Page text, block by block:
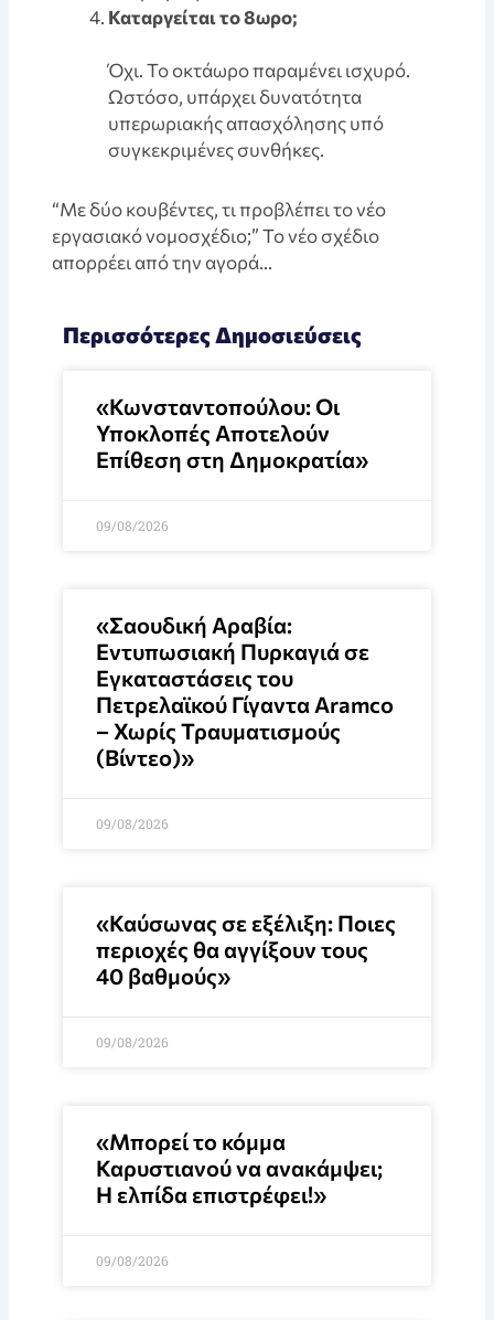
Καταργείται το 8ωρο;
Όχι. Το οκτάωρο παραμένει ισχυρό.
Ωστόσο, υπάρχει δυνατότητα
υπερωριακής απασχόλησης υπό
συγκεκριμένες συνθήκες.
“Με δύο κουβέντες, τι προβλέπει το νέο
εργασιακό νομοσχέδιο;” Το νέο σχέδιο
απορρέει από την αγορά…
Περισσότερες Δημοσιεύσεις
«Κωνσταντοπούλου: Οι
Υποκλοπές Αποτελούν
Επίθεση στη Δημοκρατία»
09/08/2026
«Σαουδική Αραβία:
Εντυπωσιακή Πυρκαγιά σε
Εγκαταστάσεις του
Πετρελαϊκού Γίγαντα Aramco
– Χωρίς Τραυματισμούς
(Βίντεο)»
09/08/2026
«Καύσωνας σε εξέλιξη: Ποιες
περιοχές θα αγγίξουν τους
40 βαθμούς»
09/08/2026
«Μπορεί το κόμμα
Καρυστιανού να ανακάμψει;
Η ελπίδα επιστρέφει!»
09/08/2026